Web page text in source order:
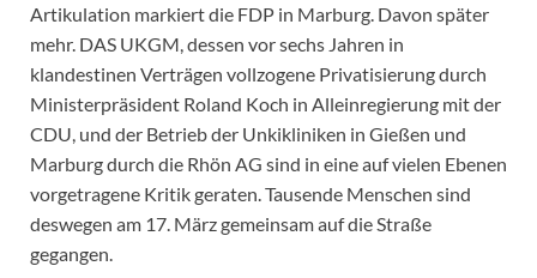
Artikulation markiert die FDP in Marburg. Davon später
mehr. DAS UKGM, dessen vor sechs Jahren in
klandestinen Verträgen vollzogene Privatisierung durch
Ministerpräsident Roland Koch in Alleinregierung mit der
CDU, und der Betrieb der Unkikliniken in Gießen und
Marburg durch die Rhön AG sind in eine auf vielen Ebenen
vorgetragene Kritik geraten. Tausende Menschen sind
deswegen am 17. März gemeinsam auf die Straße
gegangen.